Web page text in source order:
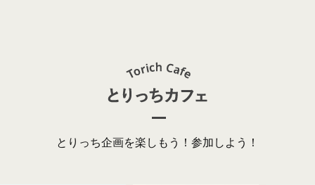
とりっち企画を楽しもう！参加しよう！